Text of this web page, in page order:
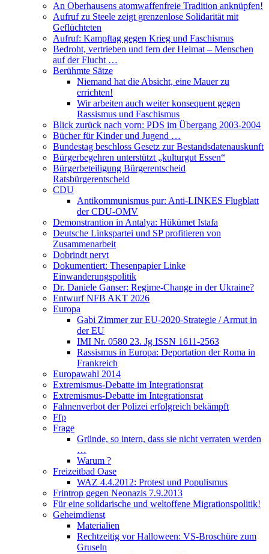
An Oberhausens atomwaffenfreie Tradition anknüpfen!
Aufruf zu Steele zeigt grenzenlose Solidarität mit
Geflüchteten
Aufruf: Kampftag gegen Krieg und Faschismus
Bedroht, vertrieben und fern der Heimat – Menschen
auf der Flucht …
Berühmte Sätze
Niemand hat die Absicht, eine Mauer zu
errichten!
Wir arbeiten auch weiter konsequent gegen
Rassismus und Faschismus
Blick zurück nach vorn: PDS im Übergang 2003-2004
Bücher für Kinder und Jugend …
Bundestag beschloss Gesetz zur Bestandsdatenauskunft
Bürgerbegehren unterstützt „kulturgut Essen“
Bürgerbeteiligung Bürgerentscheid
Ratsbürgerentscheid
CDU
Antikommunismus pur: Anti-LINKES Flugblatt
der CDU-OMV
Demonstrantion in Antalya: Hükümet Istafa
Deutsche Linkspartei und SP profitieren von
Zusammenarbeit
Dobrindt nervt
Dokumentiert: Thesenpapier Linke
Einwanderungspolitik
Dr. Daniele Ganser: Regime-Change in der Ukraine?
Entwurf NFB AKT 2026
Europa
Gabi Zimmer zur EU-2020-Strategie / Armut in
der EU
IMI Nr. 0580 23. Jg ISSN 1611-2563
Rassismus in Europa: Deportation der Roma in
Frankreich
Europawahl 2014
Extremismus-Debatte im Integrationsrat
Extremismus-Debatte im Integrationsrat
Fahnenverbot der Polizei erfolgreich bekämpft
Ffp
Frage
Gründe, so intern, dass sie nicht verraten werden
…
Warum ?
Freizeitbad Oase
WAZ 4.4.2012: Protest und Populismus
Frintrop gegen Neonazis 7.9.2013
Für eine solidarische und weltoffene Migrationspolitik!
Geheimdienst
Materialien
Rechtzeitig vor Halloween: VS-Broschüre zum
Gruseln